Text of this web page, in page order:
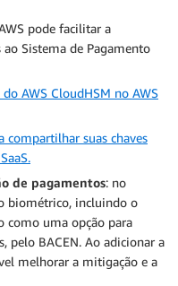
pode facilitar a
Sistema de Pagamento
AWS CloudHSM no AWS
compartilhar suas chaves
de pagamentos: no
biométrico, incluindo o
como uma opção para
pelo BACEN. Ao adicionar a
melhorar a mitigação e a